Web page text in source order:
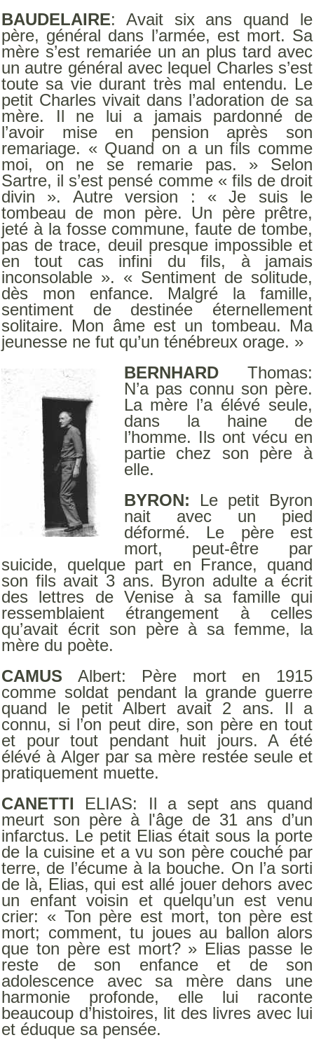
BAUDELAIRE: Avait six ans quand le
père, général dans l’armée, est mort. Sa
mère s’est remariée un an plus tard avec
un autre général avec lequel Charles s’est
toute sa vie durant très mal entendu. Le
petit Charles vivait dans l’adoration de sa
mère. Il ne lui a jamais pardonné de
l’avoir mise en pension après son
remariage. « Quand on a un fils comme
moi, on ne se remarie pas. » Selon
Sartre, il s’est pensé comme « fils de droit
divin ». Autre version : « Je suis le
tombeau de mon père. Un père prêtre,
jeté à la fosse commune, faute de tombe,
pas de trace, deuil presque impossible et
en tout cas infini du fils, à jamais
inconsolable ». « Sentiment de solitude,
dès mon enfance. Malgré la famille,
sentiment de destinée éternellement
solitaire. Mon âme est un tombeau. Ma
jeunesse ne fut qu’un ténébreux orage. »
BERNHARDThomas:
N’a pas connu son père.
La mère l’a élévé seule,
dans la haine de
l’homme. Ils ont vécu en
partie chez son père à
elle.
BYRON: Le petit Byron
nait avec un pied
déformé. Le père est
mort, peut-être par
suicide, quelque part en France, quand
son fils avait 3 ans. Byron adulte a écrit
des lettres de Venise à sa famille qui
ressemblaient étrangement à celles
qu’avait écrit son père à sa femme, la
mère du poète.
CAMUS Albert: Père mort en 1915
comme soldat pendant la grande guerre
quand le petit Albert avait 2 ans. Il a
connu, si l’on peut dire, son père en tout
et pour tout pendant huit jours. A été
élévé à Alger par sa mère restée seule et
pratiquement muette.
CANETTI ELIAS: Il a sept ans quand
meurt son père à l'âge de 31 ans d’un
infarctus. Le petit Elias était sous la porte
de la cuisine et a vu son père couché par
terre, de l’écume à la bouche. On l’a sorti
de là, Elias, qui est allé jouer dehors avec
un enfant voisin et quelqu’un est venu
crier: « Ton père est mort, ton père est
mort; comment, tu joues au ballon alors
que ton père est mort? » Elias passe le
reste de son enfance et de son
adolescence avec sa mère dans une
harmonie profonde, elle lui raconte
beaucoup d’histoires, lit des livres avec lui
et éduque sa pensée.